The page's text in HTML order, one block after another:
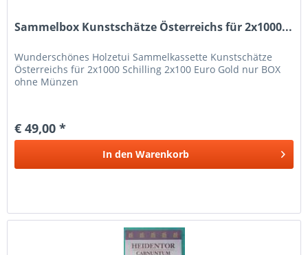
Sammelbox Kunstschätze Österreichs für 2x1000...
Wunderschönes Holzetui Sammelkassette Kunstschätze
Österreichs für 2x1000 Schilling 2x100 Euro Gold nur BOX
ohne Münzen
€ 49,00 *
In den Warenkorb